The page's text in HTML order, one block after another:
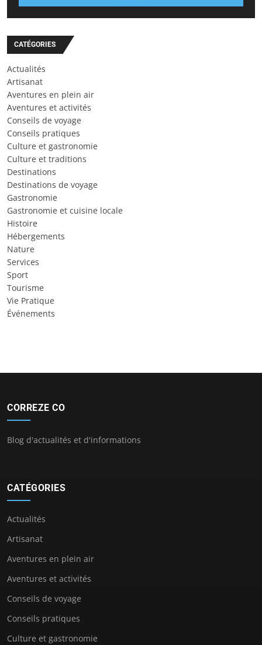
CATÉGORIES
Actualités
Artisanat
Aventures en plein air
Aventures et activités
Conseils de voyage
Conseils pratiques
Culture et gastronomie
Culture et traditions
Destinations
Destinations de voyage
Gastronomie
Gastronomie et cuisine locale
Histoire
Hébergements
Nature
Services
Sport
Tourisme
Vie Pratique
Événements
CORREZE CO
Blog d'actualités et d'informations
CATÉGORIES
Actualités
Artisanat
Aventures en plein air
Aventures et activités
Conseils de voyage
Conseils pratiques
Culture et gastronomie